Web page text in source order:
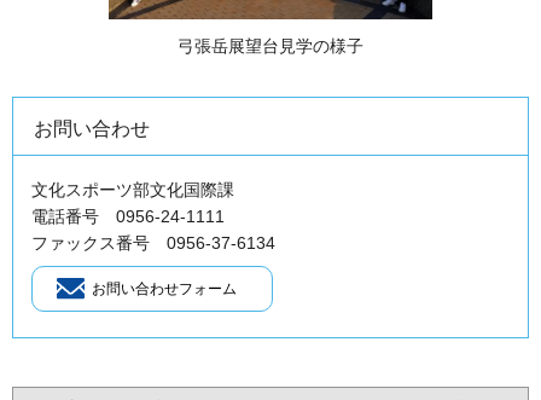
弓張岳展望台見学の様子
お問い合わせ
文化スポーツ部文化国際課
電話番号 0956-24-1111
ファックス番号 0956-37-6134